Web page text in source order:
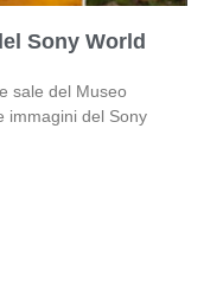
Sony World
sale del Museo
immagini del Sony